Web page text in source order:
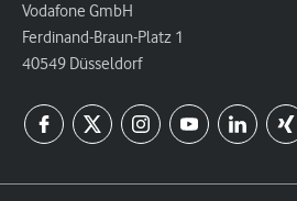
Vodafone GmbH
Ferdinand-Braun-Platz 1
40549 Düsseldorf